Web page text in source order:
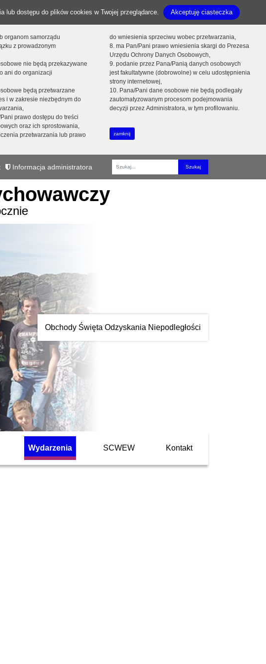
lub dostępu do plików cookies w Twojej przeglądarce. Akceptuję ciasteczka
organom samorządu
z prowadzonym
nie będą przekazywane
ani do organizacji
będą przetwarzane
i w zakresie niezbędnym do
prawo dostępu do treści
oraz ich sprostowania,
przetwarzania lub prawo
do wniesienia sprzeciwu wobec przetwarzania,
8. ma Pan/Pani prawo wniesienia skargi do Prezesa
Urzędu Ochrony Danych Osobowych,
9. podanie przez Pana/Panią danych osobowych
jest fakultatywne (dobrowolne) w celu udostępnienia
strony internetowej,
10. Pana/Pani dane osobowe nie będą podlegały
zautomatyzowanym procesom podejmowania
decyzji przez Administratora, w tym profilowaniu.
zamknij
Informacja administratora
Fraza
Obchody Święta Odzyskania Niepodległości
Wydarzenia SCWEW Kontakt